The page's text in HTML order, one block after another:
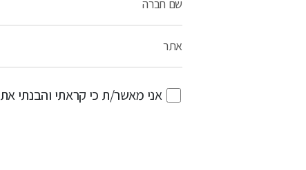
שם חברה
אתר
אני מאשר/ת כי קראתי והבנתי את